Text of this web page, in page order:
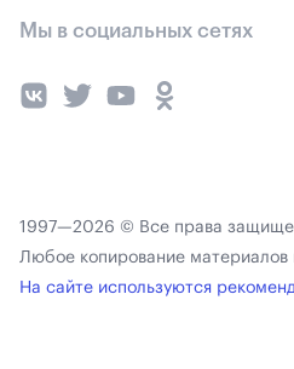
Мы в социальных сетях
1997—2026 © Все права
Любое копирование материалов
На сайте используются